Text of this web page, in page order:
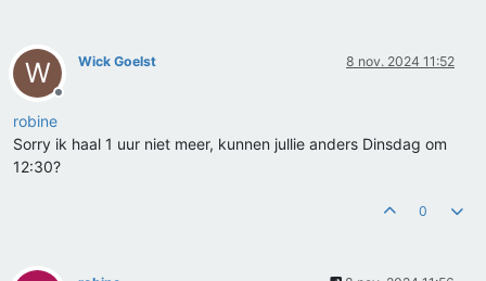
W
Offline
Wick Goelst 8 nov. 2024 11:52
robine
Sorry ik haal 1 uur niet meer, kunnen jullie anders Dinsdag om
12:30?
0